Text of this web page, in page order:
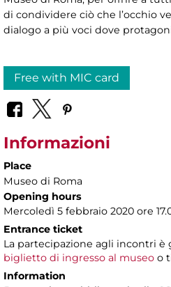
di condividere ciò che l’occhio
dialogo a più voci dove
Free with MIC card
Informazioni
Place
Museo di Roma
Opening hours
Mercoledì 5 febbraio 2020 ore
Entrance ticket
La partecipazione agli incontri è
biglietto di ingresso al museo o
Information